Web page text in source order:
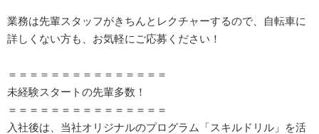
業務は先輩スタッフがきちんとレクチャーするので、自転車に
詳しくない方も、お気軽にご応募ください！
＝＝＝＝＝＝＝＝＝＝＝＝＝＝＝
未経験スタートの先輩多数！
＝＝＝＝＝＝＝＝＝＝＝＝＝＝＝
入社後は、当社オリジナルのプログラム「スキルドリル」を活